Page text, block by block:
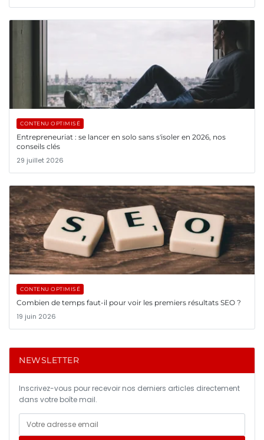
CONTENU OPTIMISÉ
Entrepreneuriat : se lancer en solo sans s'isoler en 2026, nos
conseils clés
29 juillet 2026
CONTENU OPTIMISÉ
Combien de temps faut-il pour voir les premiers résultats SEO ?
19 juin 2026
NEWSLETTER
Inscrivez-vous pour recevoir nos derniers articles directement
dans votre boîte mail.